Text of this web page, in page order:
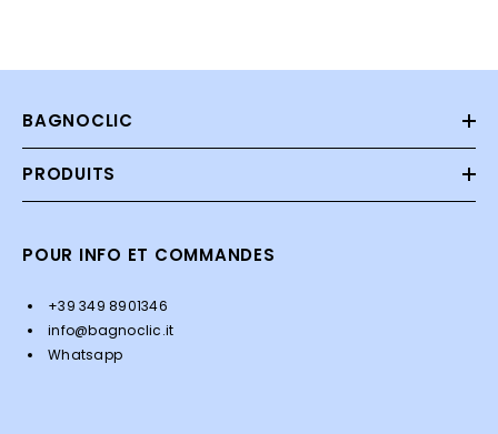
BAGNOCLIC
PRODUITS
POUR INFO ET COMMANDES
+39 349 8901346
info@bagnoclic.it
Whatsapp